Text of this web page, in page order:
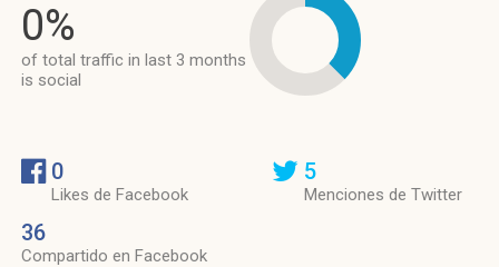
0%
of total traffic in last 3 months
is social
0
Likes de Facebook
36
Compartido en Facebook
5
Menciones de Twitter